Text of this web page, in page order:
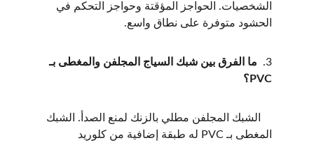
الشخصيات. الحواجز المؤقتة وحواجز التحكم في
الحشود متوفرة على نطاق واسع.
3.
ما الفرق بين شبك السياج المجلفن والمغطى بـ
PVC؟
    الشبك المجلفن مطلي بالزنك لمنع الصدأ. الشبك
المغطى بـ PVC له طبقة إضافية من كلوريد